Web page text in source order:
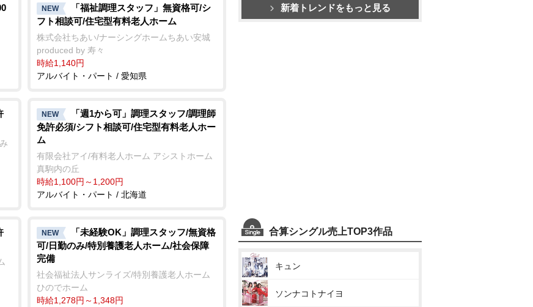
t
e
NEW
「福祉調理スタッフ」無資格可/シ
フト相談可/住宅型有料老人ホーム
株式会社ちあい/ナーシングホームちあい安城
produced by 寿々
時給1,140円
アルバイト・パート / 愛知県
NEW
「週1から可」調理スタッフ/調理師
免許必須/シフト相談可/住宅型有料老人ホー
ム
有限会社アイ/有料老人ホーム アシストホーム
真駒内の丘
時給1,100円～1,200円
アルバイト・パート / 北海道
NEW
「未経験OK」調理スタッフ/無資格
可/日勤のみ/特別養護老人ホーム/社会保障
完備
社会福祉法人サンライズ/特別養護老人ホーム
ひのでホーム
時給1,278円～1,348円
新着トレンドをもっと見る
合算シングル売上TOP3作品
キュン
ソンナコトナイヨ